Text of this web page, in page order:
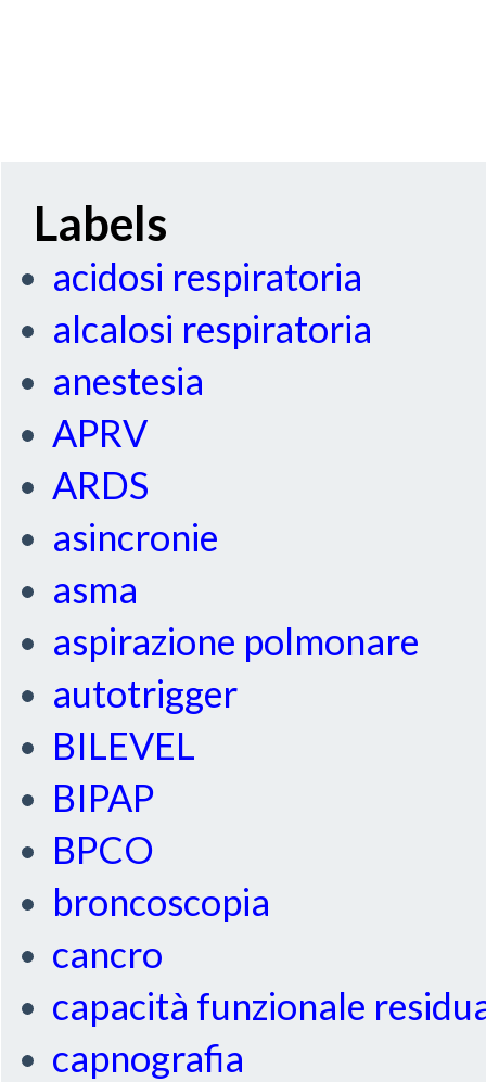
Labels
acidosi respiratoria
alcalosi respiratoria
anestesia
APRV
ARDS
asincronie
asma
aspirazione polmonare
autotrigger
BILEVEL
BIPAP
BPCO
broncoscopia
cancro
capacità funzionale
capnografia